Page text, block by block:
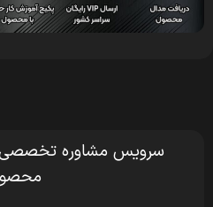
سرویس مشاوره تخصصی